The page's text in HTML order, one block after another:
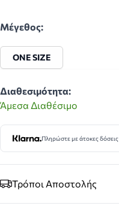
Μέγεθος:
ONE SIZE
Διαθεσιμότητα:
Άμεσα Διαθέσιμο
Πληρώστε με άτοκες δόσεις
Τρόποι Αποστολής